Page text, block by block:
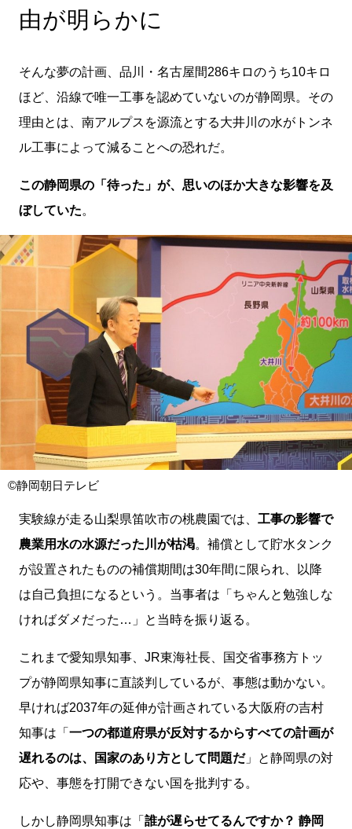
由が明らかに
そんな夢の計画、品川・名古屋間286キロのうち10キロ
ほど、沿線で唯一工事を認めていないのが静岡県。その
理由とは、南アルプスを源流とする大井川の水がトンネ
ル工事によって減ることへの恐れだ。
この静岡県の「待った」が、思いのほか大きな影響を及
ぼしていた。
©静岡朝日テレビ
実験線が走る山梨県笛吹市の桃農園では、 工事の影響で
農業用水の水源だった川が枯渇。補償として貯水タンク
が設置されたものの補償期間は30年間に限られ、以降
は自己負担になるという。当事者は「ちゃんと勉強しな
ければダメだった…」と当時を振り返る。
これまで愛知県知事、JR東海社長、国交省事務方トッ
プが静岡県知事に直談判しているが、事態は動かない。
早ければ2037年の延伸が計画されている大阪府の吉村
知事は「一つの都道府県が反対するからすべての計画が
遅れるのは、国家のあり方として問題だ」と静岡県の対
応や、事態を打開できない国を批判する。
しかし静岡県知事は「誰が遅らせてるんですか？ 静岡